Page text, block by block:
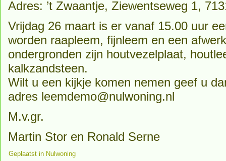
Adres: ’t Zwaantje, Ziewentseweg 1,
Vrijdag 26 maart is er vanaf 15.00 uur
worden raapleem, fijnleem en een
ondergronden zijn houtvezelplaat,
kalkzandsteen.
Wilt u een kijkje komen nemen geef u
adres leemdemo@nulwoning.nl
M.v.gr.
Martin Stor en Ronald Serne
Geplaatst in Nulwoning